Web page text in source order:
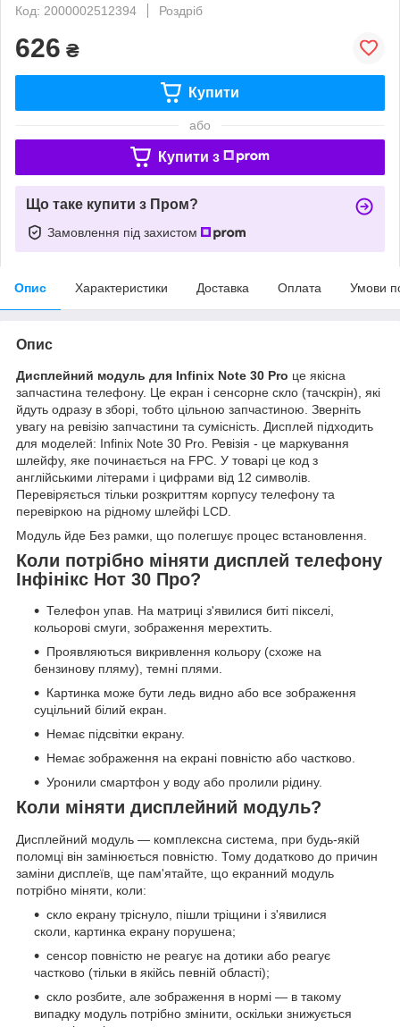
Код: 2000002512394
Роздріб
626 ₴
Купити
або
Купити з
Що таке купити з Пром?
Замовлення під захистом
Опис Характеристики Доставка Оплата Умови
Опис
Дисплейний модуль для Infinix Note 30 Pro це якісна
запчастина телефону. Це екран і сенсорне скло (тачскрін), які
йдуть одразу в зборі, тобто цільною запчастиною. Зверніть
увагу на ревізію запчастини та сумісність. Дисплей підходить
для моделей: Infinix Note 30 Pro. Ревізія - це маркування
шлейфу, яке починається на FPC. У товарі це код з
англійськими літерами і цифрами від 12 символів.
Перевіряється тільки розкриттям корпусу телефону та
перевіркою на рідному шлейфі LCD.
Модуль йде Без рамки, що полегшує процес встановлення.
Коли потрібно міняти дисплей телефону
Інфінікс Нот 30 Про?
Телефон упав. На матриці з'явилися биті пікселі,
кольорові смуги, зображення мерехтить.
Проявляються викривлення кольору (схоже на
бензинову пляму), темні плями.
Картинка може бути ледь видно або все зображення
суцільний білий екран.
Немає підсвітки екрану.
Немає зображення на екрані повністю або частково.
Уронили смартфон у воду або пролили рідину.
Коли міняти дисплейний модуль?
Дисплейний модуль — комплексна система, при будь-якій
поломці він замінюється повністю. Тому додатково до причин
заміни дисплеїв, ще пам'ятайте, що екранний модуль
потрібно міняти, коли:
скло екрану тріснуло, пішли тріщини і з'явилися
сколи, картинка екрану порушена;
сенсор повністю не реагує на дотики або реагує
частково (тільки в якійсь певній області);
скло розбите, але зображення в нормі — в такому
випадку модуль потрібно змінити, оскільки знижується